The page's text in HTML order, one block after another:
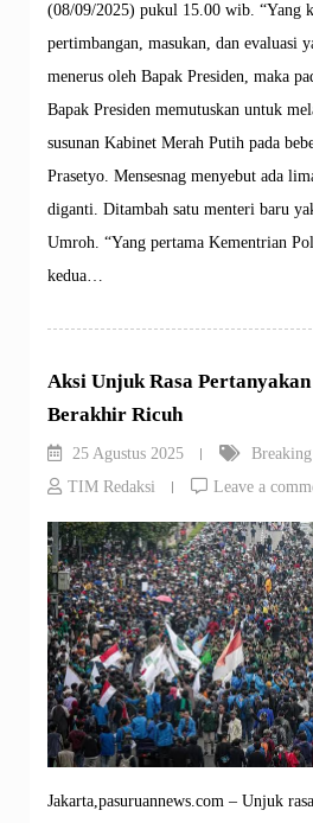
(08/09/2025) pukul 15.00 wib. “Yang
pertimbangan, masukan, dan evaluasi
menerus oleh Bapak Presiden, maka
Bapak Presiden memutuskan untuk
susunan Kabinet Merah Putih pada
Prasetyo. Mensesnag menyebut ada
diganti. Ditambah satu menteri baru
Umroh. “Yang pertama Kementrian
kedua…
Aksi Unjuk Rasa
Berakhir Ricuh
25 Agustus 2025
TIM Redaksi
Leave a
Jakarta,pasuruannews.com – Unjuk